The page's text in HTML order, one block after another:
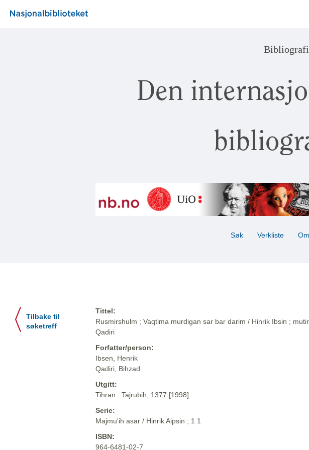
Bibliografi
Den
Søk Verkliste
Tilbake til
søketreff
Tittel:
Rusmirshulm ; Vaqtima murdigan sar bar darim / Hinrik Ibsin ;
Qadiri
Forfatter/person:
Ibsen, Henrik
Qadiri, Bihzad
Utgitt:
Tihran : Tajrubih, 1377 [1998]
Serie:
Majmu'ih asar / Hinrik Aipsin ; 1 1
ISBN:
964-6481-02-7